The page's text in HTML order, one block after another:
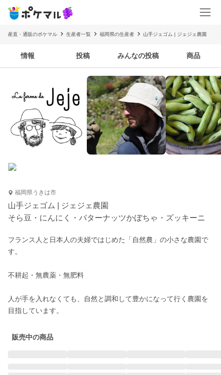
産直・通販のポケマル 生産者一覧 福岡県の生産者 山手ジェゴム | ジェジェ農園
情報 投稿 みんなの投稿 商品
福岡県うきは市
山手ジェゴム | ジェジェ農園
そら豆・にんにく・バターナッツかぼちゃ・ズッキーニ
フランス人と日本人の夫婦ではじめた「自然農」の小さな農園で
す。
不耕起・無農薬・無肥料
人が手を入れなくても、自然と調和して豊かになって行く農園を
販売中の商品